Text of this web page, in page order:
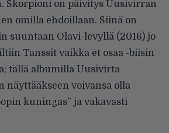
Skorpioni on päivitys Uusivirran
omilla ehdoillaan. Siinä on
suuntaan Olavi-levyllä (2016) jo
Tanssit vaikka et osaa -biisin
tällä albumilla Uusivirta
näyttääkseen voivansa olla
kuningas” ja vakavasti